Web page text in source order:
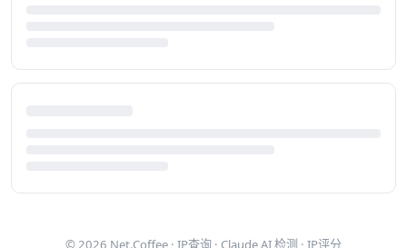
© 2026 Net.Coffee · IP查询 · Claude AI 检测 · IP评分